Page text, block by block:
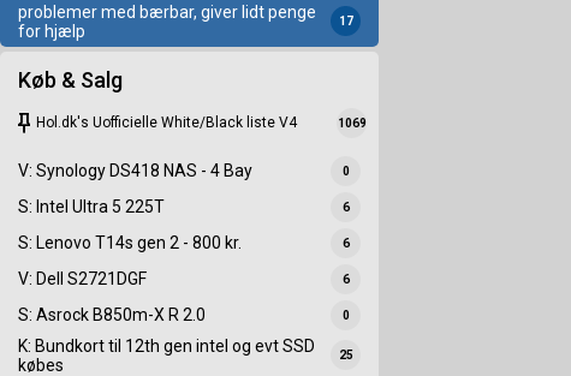
problemer med bærbar, giver lidt penge
for hjælp
17
Køb & Salg
keep Hol.dk's Uofficielle White/Black liste V4 1069
V: Synology DS418 NAS - 4 Bay 0
S: Intel Ultra 5 225T 6
S: Lenovo T14s gen 2 - 800 kr. 6
V: Dell S2721DGF 6
S: Asrock B850m-X R 2.0 0
K: Bundkort til 12th gen intel og evt SSD
købes
25